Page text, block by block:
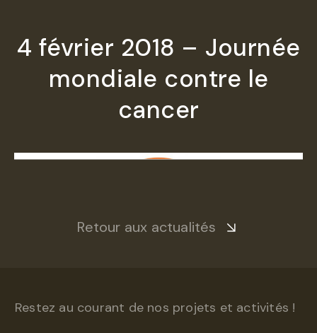
4 février 2018 – Journée
mondiale contre le
cancer
Retour aux actualités
Restez au courant de nos projets et activités !